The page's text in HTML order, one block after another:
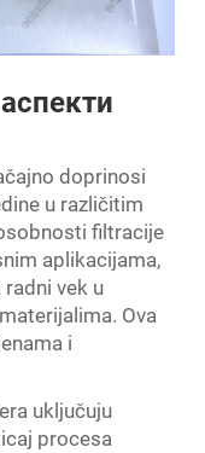
doprinosi
u različitim
filtracije
aplikacijama,
vek u
Ova
i
uključuju
procesa